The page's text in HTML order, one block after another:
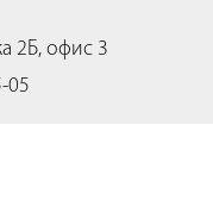
2Б, офис 3
05